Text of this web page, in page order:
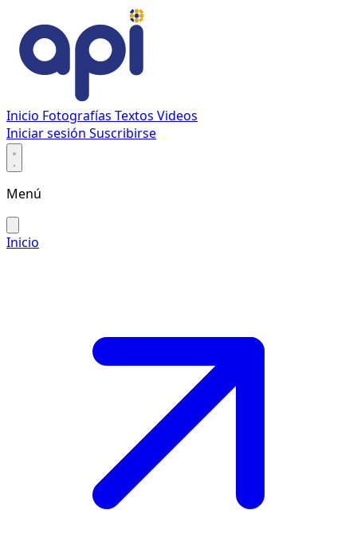
Inicio Fotografías Textos Videos
Iniciar sesión Suscribirse
Menú
Inicio